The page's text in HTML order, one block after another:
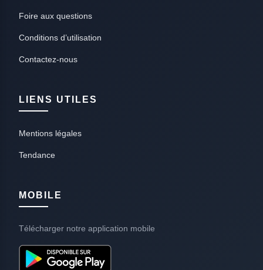
Foire aux questions
Conditions d’utilisation
Contactez-nous
LIENS UTILES
Mentions légales
Tendance
MOBILE
Télécharger notre application mobile